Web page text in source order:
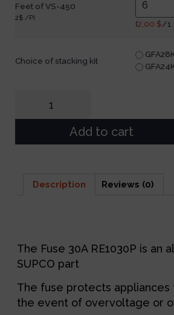
Feet of VS-450
2$ /PI
(2,00 $/1
Choice of stacking kit
Add to cart
Description Reviews (0)
The Fuse 30A RE1030P is an
SUPCO part
The fuse protects appliances
the event of overvoltage or